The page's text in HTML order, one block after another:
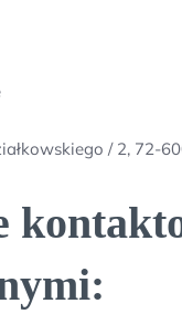
/ 2, 72-